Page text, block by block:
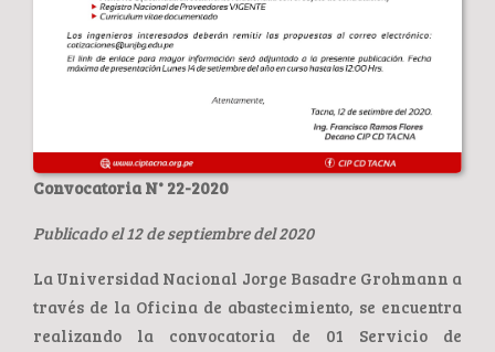
Convocatoria N° 22-2020
Publicado el 12 de septiembre del 2020
La Universidad Nacional Jorge Basadre Grohmann a
través de la Oficina de abastecimiento, se encuentra
realizando la convocatoria de 01 Servicio de